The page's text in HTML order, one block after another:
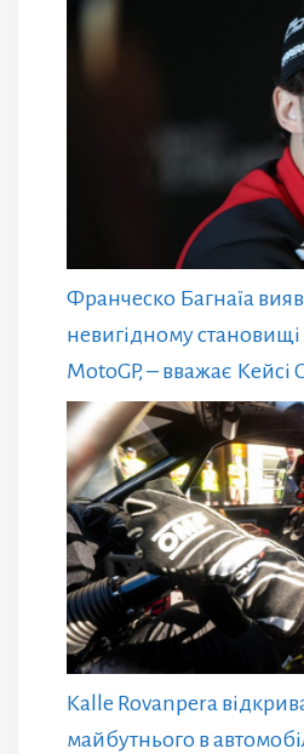
Франческо Багнаїа
невигідному становищі
MotoGP, – вважає Кейсі
Kalle Rovanpera
майбутнього в